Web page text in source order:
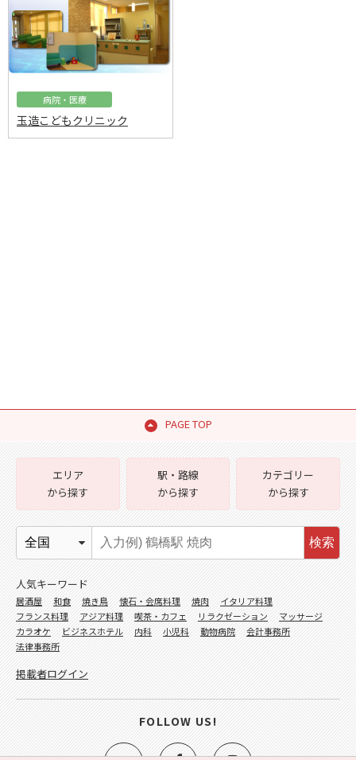
病院・医療
玉造こどもクリニック
PAGE TOP
エリア
から探す
駅・路線
から探す
カテゴリー
から探す
検索
人気キーワード
居酒屋 和食 焼き鳥 懐石・会席料理 焼肉
イタリア料理
フランス料理
アジア料理 喫茶・カフェ リラクゼーション
マッサージ
カラオケ
ビジネスホテル 内科 小児科 動物病院
会計事務所
法律事務所
掲載者ログイン
FOLLOW US!